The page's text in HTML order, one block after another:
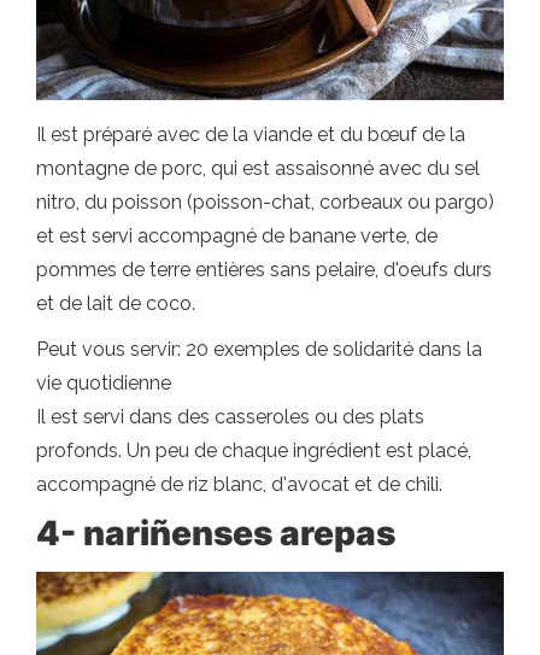
Il est préparé avec de la viande et du bœuf de la
montagne de porc, qui est assaisonné avec du sel
nitro, du poisson (poisson-chat, corbeaux ou pargo)
et est servi accompagné de banane verte, de
pommes de terre entières sans pelaire, d'oeufs durs
et de lait de coco.
Peut vous servir: 20 exemples de solidarité dans la
vie quotidienne
Il est servi dans des casseroles ou des plats
profonds. Un peu de chaque ingrédient est placé,
accompagné de riz blanc, d'avocat et de chili.
4- nariñenses arepas